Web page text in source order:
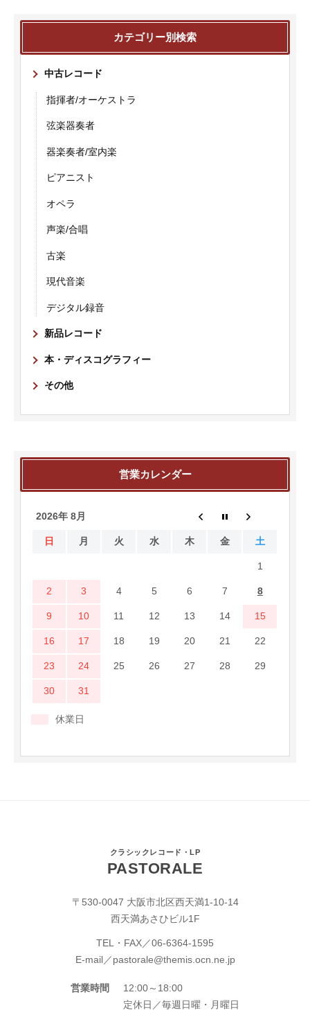
カテゴリー別検索
中古レコード
指揮者/オーケストラ
弦楽器奏者
器楽奏者/室内楽
ピアニスト
オペラ
声楽/合唱
古楽
現代音楽
デジタル録音
新品レコード
本・ディスコグラフィー
その他
営業カレンダー
2026年 8月
日 月 火 水 木 金 土
1
2 3 4 5 6 7 8
9 10 11 12 13 14 15
16 17 18 19 20 21 22
23 24 25 26 27 28 29
30 31
休業日
クラシックレコード・LP
PASTORALE
〒530-0047 大阪市北区西天満1-10-14
西天満あさひビル1F
TEL・FAX／06-6364-1595
E-mail／ pastorale@themis.ocn.ne.jp
営業時間
12:00～18:00
定休日／毎週日曜・月曜日